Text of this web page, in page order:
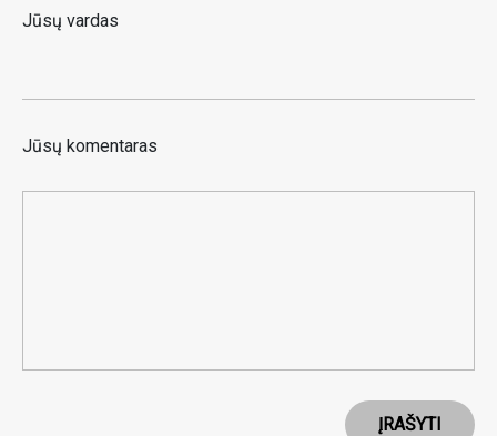
Jūsų vardas
Jūsų komentaras
ĮRAŠYTI